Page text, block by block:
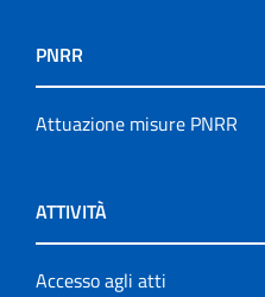
PNRR
Attuazione misure PNRR
ATTIVITÀ
Accesso agli atti